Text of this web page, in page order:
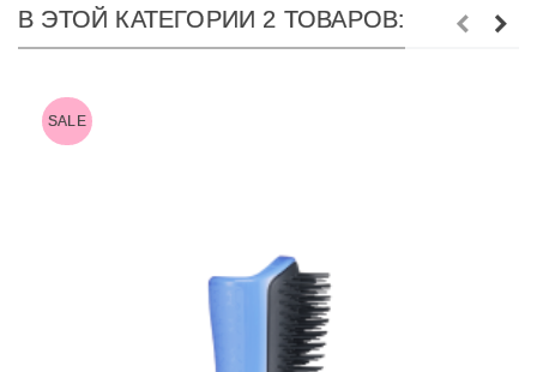
В ЭТОЙ КАТЕГОРИИ 2 ТОВАРОВ:
SALE